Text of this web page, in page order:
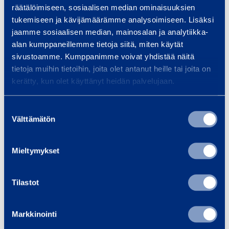
räätälöimiseen, sosiaalisen median ominaisuuksien
tukemiseen ja kävijämäärämme analysoimiseen. Lisäksi
jaamme sosiaalisen median, mainosalan ja analytiikka-
alan kumppaneillemme tietoja siitä, miten käytät
sivustoamme. Kumppanimme voivat yhdistää näitä
tietoja muihin tietoihin, joita olet antanut heille tai joita on
kerätty, kun olet käyttänyt heidän palvelujaan.
valinta
Välttämätön
Mieltymykset
Tilastot
Markkinointi
i
i
l
l
e
Lisää koriin
Palvelut
joustavasti. Henkilönostimet,
lämmitysratkaisut – kun työ ei